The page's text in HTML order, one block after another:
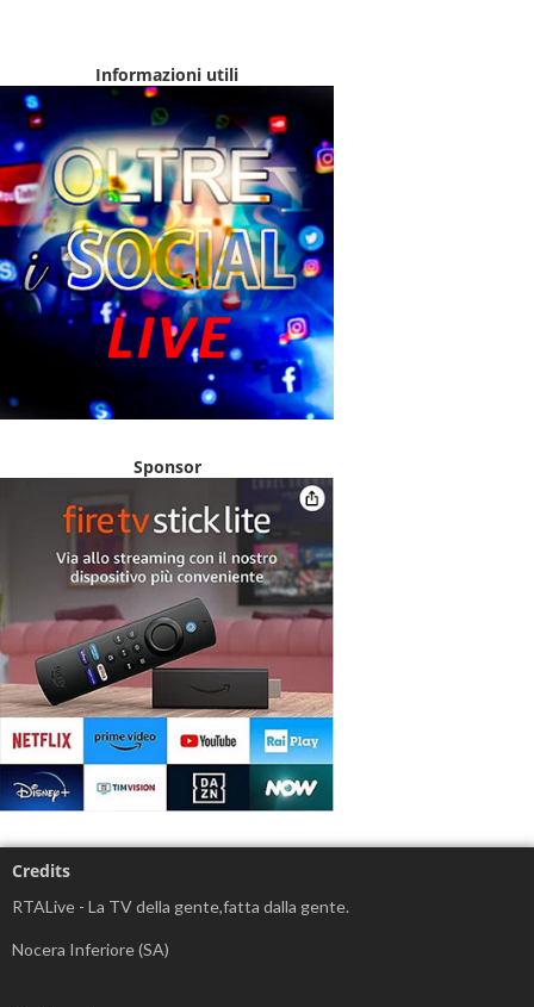
Informazioni utili
Sponsor
Credits
RTALive - La TV della gente,fatta dalla gente.
Nocera Inferiore (SA)